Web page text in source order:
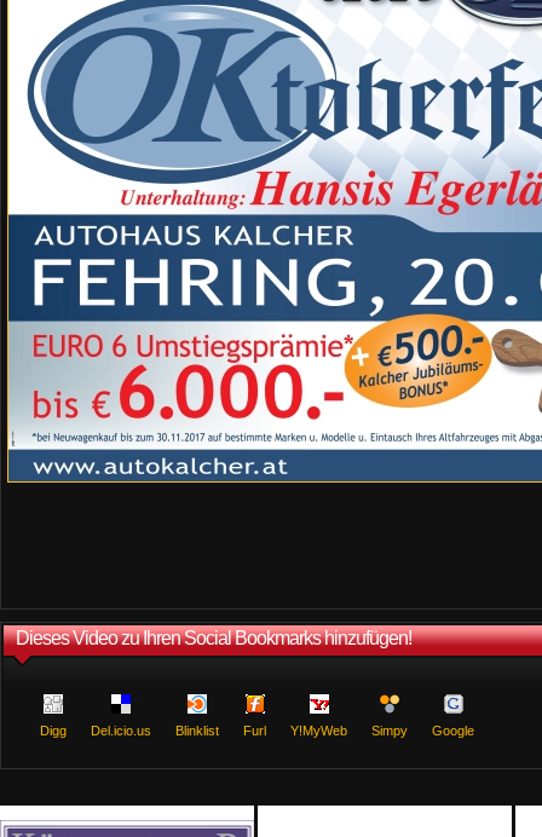
Dieses Video zu Ihren Social Bookmarks hinzufügen!
Digg Del.icio.us Blinklist Furl Y!MyWeb Simpy Google